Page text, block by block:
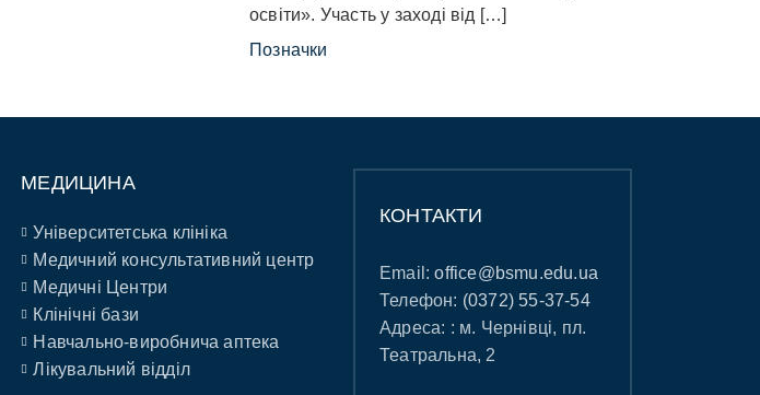
освіти». Участь у заході від […]
Позначки
МЕДИЦИНА
Університетська клініка
Медичний консультативний центр
Медичні Центри
Клінічні бази
Навчально-виробнича аптека
Лікувальний відділ
КОНТАКТИ
Email:office@bsmu.edu.ua
Телефон: (0372) 55-37-54
Адреса: : м. Чернівці, пл.
Театральна, 2